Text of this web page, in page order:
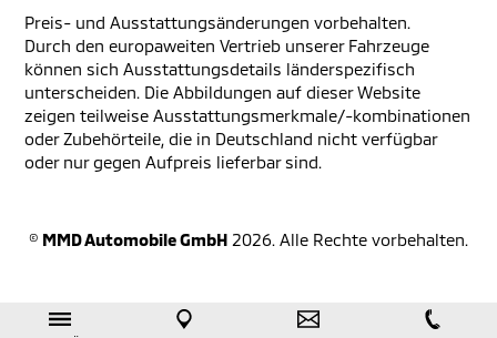
Preis- und Ausstattungsänderungen vorbehalten.
Durch den europaweiten Vertrieb unserer Fahrzeuge
können sich Ausstattungsdetails länderspezifisch
unterscheiden. Die Abbildungen auf dieser Website
zeigen teilweise Ausstattungsmerkmale/-kombinationen
oder Zubehörteile, die in Deutschland nicht verfügbar
oder nur gegen Aufpreis lieferbar sind.
© MMD Automobile GmbH 2026. Alle Rechte vorbehalten.